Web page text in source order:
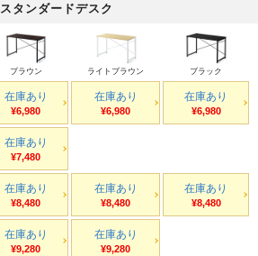
スタンダードデスク
ブラウン ライトブラウン ブラック
在庫あり
¥6,980
在庫あり
¥6,980
在庫あり
¥6,980
在庫あり
¥7,480
在庫あり
¥8,480
在庫あり
¥8,480
在庫あり
¥8,480
在庫あり
¥9,280
在庫あり
¥9,280